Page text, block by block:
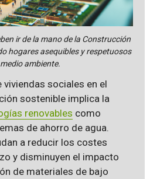
ir de la mano de la Construcción
hogares asequibles y respetuosos
ambiente.
sociales en el
sostenible implica la
renovables como
de ahorro de agua.
a reducir los costes
y disminuyen el impacto
de materiales de bajo